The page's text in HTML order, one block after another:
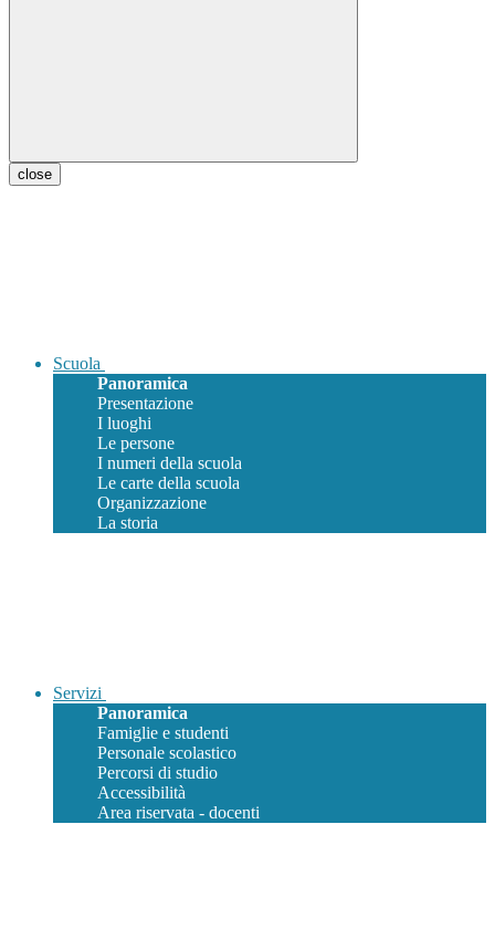
close
Scuola
Panoramica
Presentazione
I luoghi
Le persone
I numeri della scuola
Le carte della scuola
Organizzazione
La storia
Servizi
Panoramica
Famiglie e studenti
Personale scolastico
Percorsi di studio
Accessibilità
Area riservata - docenti